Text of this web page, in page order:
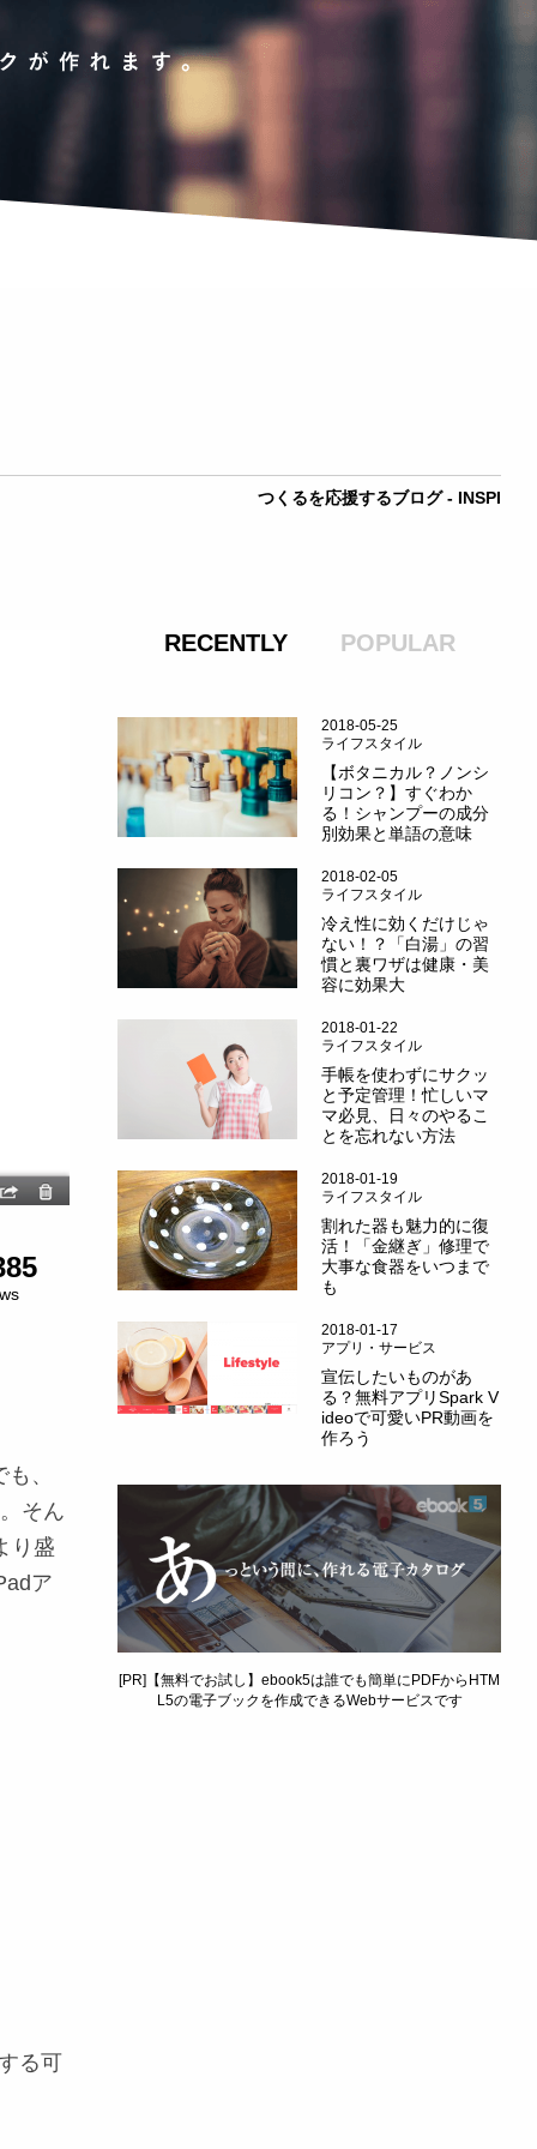
つくるを応援するブログ - INSPI
、
そん
り盛
ア
る可
RECENTLY POPULAR
2018-05-25
ライフスタイル
【ボタニカル？ノンシ
リコン？】すぐわか
る！シャンプーの成分
別効果と単語の意味
2018-02-05
ライフスタイル
冷え性に効くだけじゃ
ない！？「白湯」の習
慣と裏ワザは健康・美
容に効果大
2018-01-22
ライフスタイル
手帳を使わずにサクッ
と予定管理！忙しいマ
マ必見、日々のやるこ
とを忘れない方法
2018-01-19
ライフスタイル
割れた器も魅力的に復
活！「金継ぎ」修理で
大事な食器をいつまで
も
2018-01-17
アプリ・サービス
宣伝したいものがあ
る？無料アプリSpark V
ideoで可愛いPR動画を
作ろう
[PR]【無料でお試し】ebook5は誰でも簡単にPDFからHTM
L5の電子ブックを作成できるWebサービスです